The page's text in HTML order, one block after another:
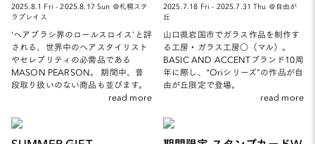
2025.8.1 Fri - 2025.8.17 Sun ＠札幌ステ
ラプレイス
‘ヘアブラシ界のロールスロイス’と評
される、世界中のヘアスタイリスト
やセレブリティの必需品である
MASON PEARSON。 期間中、普
段取り扱いのない商品も並びます。
read more
2025.7.18 Fri - 2025.7.31 Thu ＠自由が
丘
山口県岩国市でガラス作品を制作す
る工房・ガラス工房○（マル）。
BASIC AND ACCENTブランド10周
年に際し、“Oriシリーズ”の作品が自
由が丘限定で登場。
read more